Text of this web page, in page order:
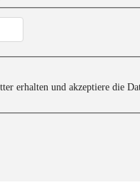
erhalten und akzeptiere die